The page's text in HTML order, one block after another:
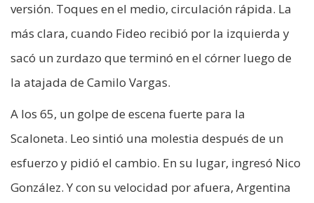
versión. Toques en el medio, circulación rápida. La
más clara, cuando Fideo recibió por la izquierda y
sacó un zurdazo que terminó en el córner luego de
la atajada de Camilo Vargas.
A los 65, un golpe de escena fuerte para la
Scaloneta. Leo sintió una molestia después de un
esfuerzo y pidió el cambio. En su lugar, ingresó Nico
González. Y con su velocidad por afuera, Argentina